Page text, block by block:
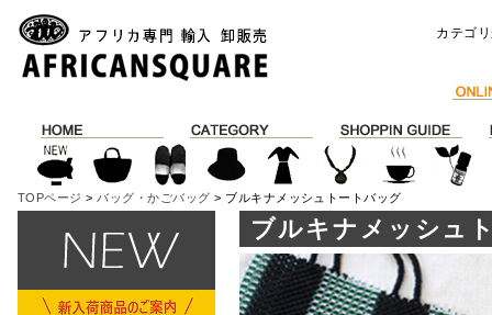
カテゴ
TOPページ > バッグ・かごバッグ > ブルキナメッシュトートバッグ
ブルキナメッシュ